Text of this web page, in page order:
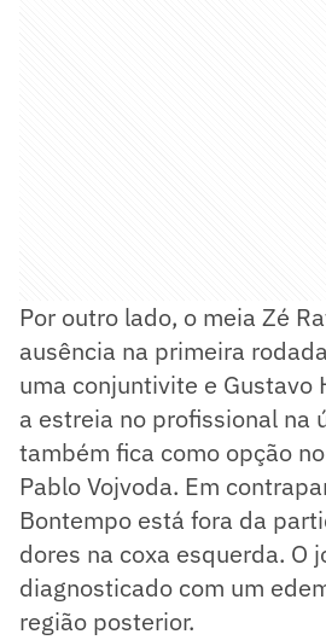
Por outro lado, o meia Zé
ausência na primeira
uma conjuntivite e Gustavo
a estreia no profissional na
também fica como opção
Pablo Vojvoda. Em
Bontempo está fora da
dores na coxa esquerda. O
diagnosticado com um
região posterior.